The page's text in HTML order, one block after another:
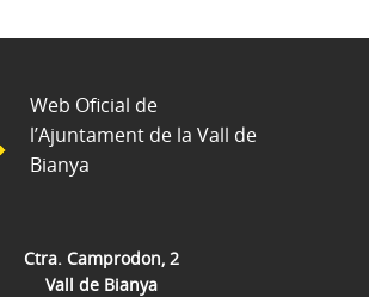
Ctra. Camprodon, 2
Vall de Bianya
Web Oficial de
l’Ajuntament de la Vall de
Bianya